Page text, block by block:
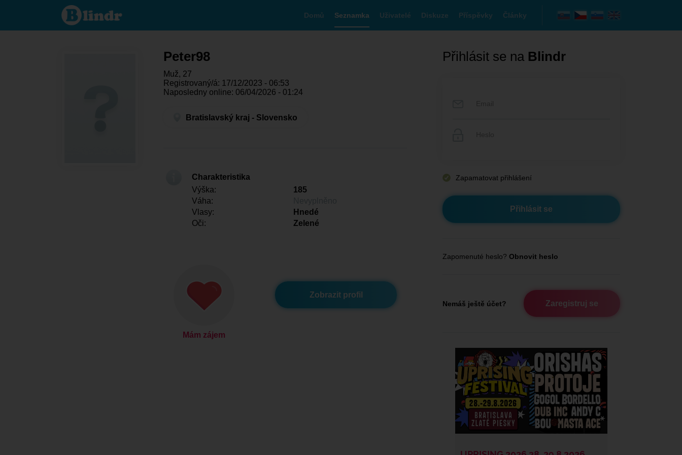
Peter98 - On
hledá
někoho
Domů Seznamka Uživatelé Diskuze Příspěvky Články
Peter98
Muž, 27
Registrovaný/á: 17/12/2023 - 06:53
Naposledny online: 06/04/2026 - 01:24
Bratislavský kraj - Slovensko
Charakteristika
Výška:
185
Váha:
Vlasy:
Hnedé
Oči:
Zelené
Mám zájem
Zobrazit profil
Přihlásit se na Blindr
Zapamatovat přihlášení
Zapomenuté heslo? Obnovit heslo
Nemáš ještě účet? Zaregistruj se